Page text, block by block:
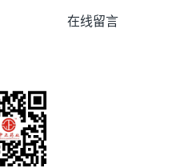
在线留言